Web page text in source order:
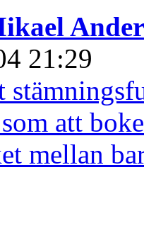
21:29
att
mellan